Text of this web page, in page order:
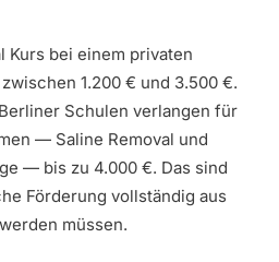
Kurs bei einem privaten
1.200 € und 3.500 €.
Schulen verlangen für
— Saline Removal und
— bis zu 4.000 €. Das sind
Förderung vollständig aus
müssen.